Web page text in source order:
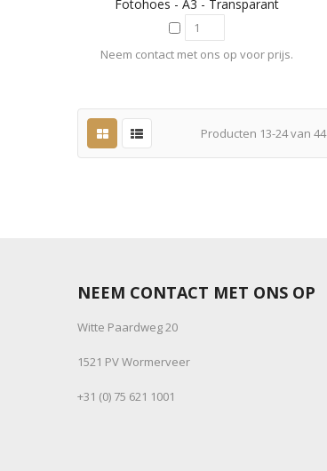
Fotohoes - A3 - Transparant
Neem contact met ons op voor prijs.
Producten 13-24van 44
NEEM CONTACT MET ONS OP
Witte Paardweg 20
1521 PV Wormerveer
+31 (0) 75 621 1001